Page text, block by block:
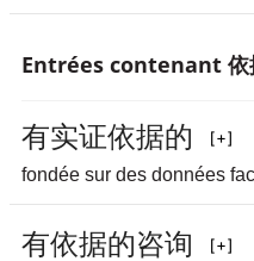
Entrées contenant 依
有实证依据的
fondée sur des données
有依据的咨询